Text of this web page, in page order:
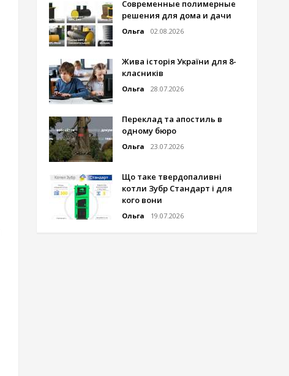
Современные полимерные
решения для дома и дачи
Ольга 02.08.2026
Жива історія України для 8-
класників
Ольга 28.07.2026
Переклад та апостиль в
одному бюро
Ольга 23.07.2026
Що таке твердопаливні
котли Зубр Стандарт і для
кого вони
Ольга 19.07.2026